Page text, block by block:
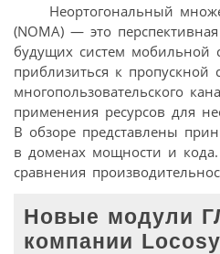
Неортогональный
(NOMA) — это
будущих систем мобильной
приблизиться к пропускной
многопользовательского
применения ресурсов для
В обзоре представлены
в доменах мощности и
сравнения
Новые модули
компании